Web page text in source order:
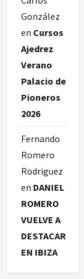
González
en Cursos
Ajedrez
Verano
Palacio de
Pioneros
2026
Fernando
Romero
Rodriguez
en DANIEL
ROMERO
VUELVE A
DESTACAR
EN IBIZA